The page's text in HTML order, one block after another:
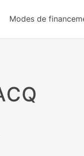
Modes de